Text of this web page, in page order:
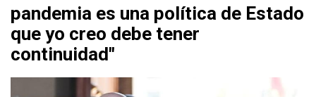
pandemia es una política de Estado
que yo creo debe tener
continuidad"